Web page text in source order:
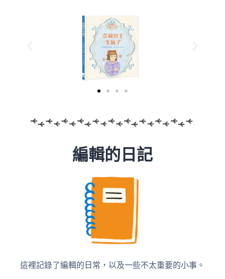
編輯的日記
這裡記錄了編輯的日常，以及一些不太重要的小事。